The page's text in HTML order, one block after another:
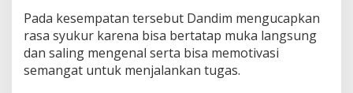
t
A
d
k
Pada kesempatan tersebut Dandim mengucapkan
rasa syukur karena bisa bertatap muka langsung
dan saling mengenal serta bisa memotivasi
semangat untuk menjalankan tugas.